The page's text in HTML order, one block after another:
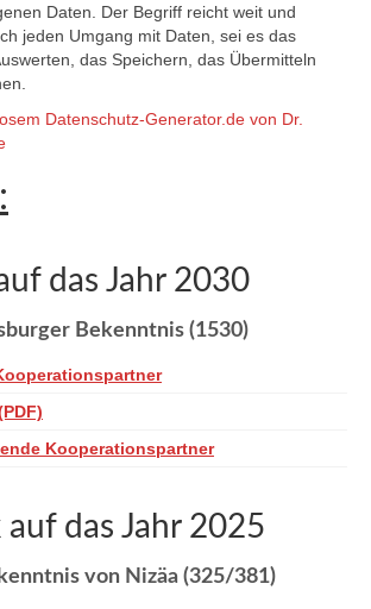
Daten. Der Begriff reicht weit und
jeden Umgang mit Daten, sei es das
das Speichern, das Übermitteln
Datenschutz-Generator.de von Dr.
das Jahr 2030
Bekenntnis (1530)
Kooperationspartner
auf das Jahr 2025
von Nizäa (325/381)